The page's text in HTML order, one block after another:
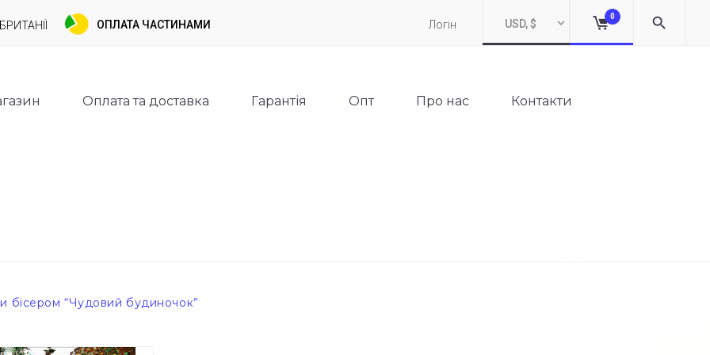
Логін USD, $
0
Оплата та доставка Гарантія Опт Про нас Контакти
ОПЛАТА ЧАСТИНАМИ
бісером “Чудовий будиночок”